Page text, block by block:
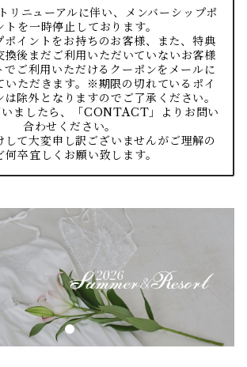
リニューアルに伴い、メンバーシップポ
トを一時停止しております。
ポイントをお持ちのお客様、また、特典
換後まだご利用いただいていないお客様
でご利用いただけるクーポンをメールに
いただきます。※期限の切れているポイ
は除外となりますのでご了承ください。
いましたら、「CONTACT」よりお問い
合わせください。
して大変申し訳ございませんがご理解の
何卒宜しくお願い致します。